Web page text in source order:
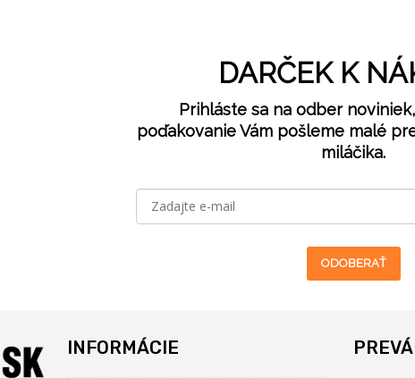
DARČEK K
Prihláste sa na odber
poďakovanie Vám pošleme malé
miláčika.
ODOBERAŤ
INFORMÁCIE